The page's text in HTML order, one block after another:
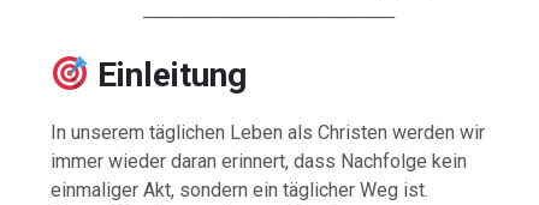
───────────────────
Einleitung
In unserem täglichen Leben als Christen werden wir
immer wieder daran erinnert, dass Nachfolge kein
einmaliger Akt, sondern ein täglicher Weg ist.